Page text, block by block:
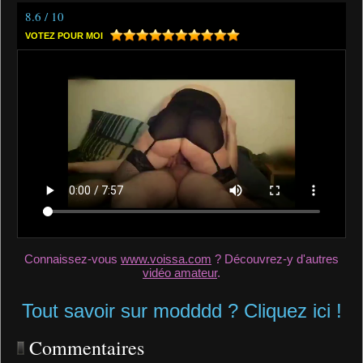
8.6 / 10
VOTEZ POUR MOI
Connaissez-vous www.voissa.com ? Découvrez-y d'autres
vidéo amateur.
Tout savoir sur modddd ? Cliquez ici !
Commentaires